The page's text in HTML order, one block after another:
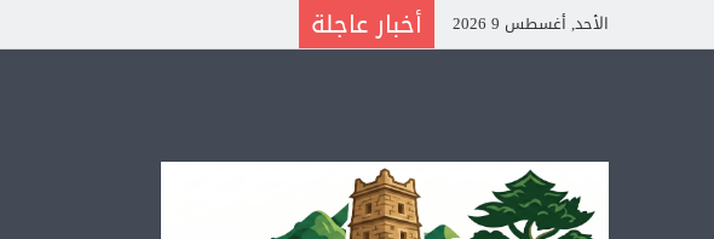
الأحد, أغسطس 9 2026 أخبار عاجلة